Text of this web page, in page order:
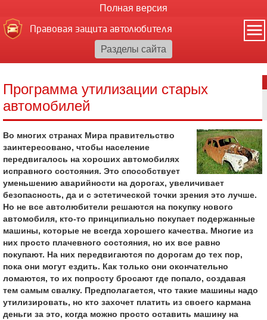
Полная версия
Правовая защита автолюбителя
Программа утилизации старых
автомобилей
Во многих странах Мира правительство
заинтересовано, чтобы население
передвигалось на хороших автомобилях
исправного состояния. Это способствует
уменьшению аварийности на дорогах, увеличивает
безопасность, да и с эстетической точки зрения это лучше.
Но не все автолюбители решаются на покупку нового
автомобиля, кто-то принципиально покупает подержанные
машины, которые не всегда хорошего качества. Многие из
них просто плачевного состояния, но их все равно
покупают. На них передвигаются по дорогам до тех пор,
пока они могут ездить. Как только они окончательно
ломаются, то их попросту бросают где попало, создавая
тем самым свалку. Предполагается, что такие машины надо
утилизировать, но кто захочет платить из своего кармана
деньги за это, когда можно просто оставить машину на